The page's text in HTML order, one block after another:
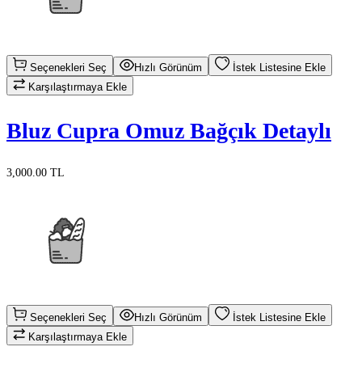
Seçenekleri Seç Hızlı Görünüm
İstek Listesine Ekle
Karşılaştırmaya Ekle
Bluz Cupra Omuz Bağçık Detaylı
3,000.00 TL
Seçenekleri Seç Hızlı Görünüm
İstek Listesine Ekle
Karşılaştırmaya Ekle